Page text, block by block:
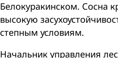
Белокуракинском. Сосна
высокую
степным условиям.
Начальник управления